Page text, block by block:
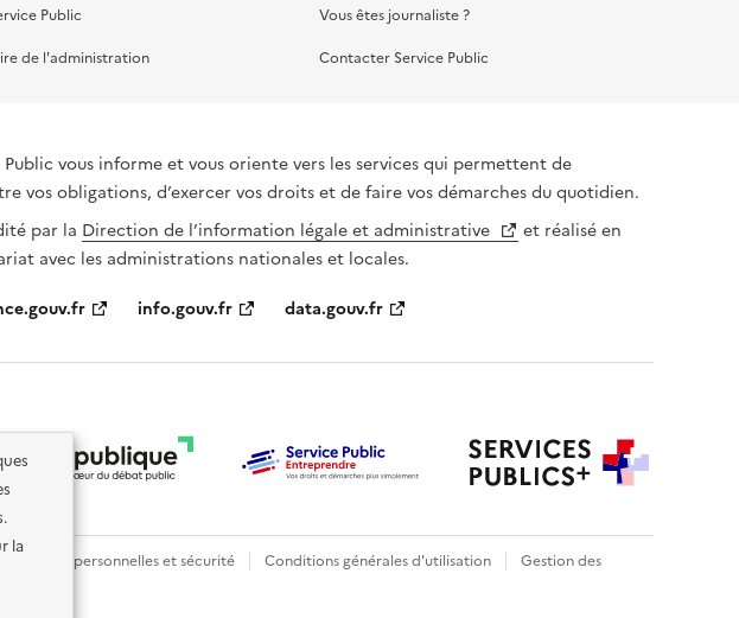
la
Public
de l'administration
Vous êtes journaliste ?
Contacter Service Public
Public vous informe et vous oriente vers les services qui permettent de
vos obligations, d’exercer vos droits et de faire vos démarches du quotidien.
par la Direction de l’information légale et administrative
et réalisé en
avec les administrations nationales et locales.
info.gouv.fr data.gouv.fr
Données personnelles et sécurité Conditions générales d'utilisation
Gestion des